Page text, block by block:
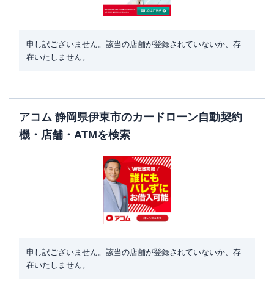
申し訳ございません。該当の店舗が登録されていないか、存
在いたしません。
アコム 静岡県伊東市のカードローン自動契約
機・店舗・ATMを検索
申し訳ございません。該当の店舗が登録されていないか、存
在いたしません。